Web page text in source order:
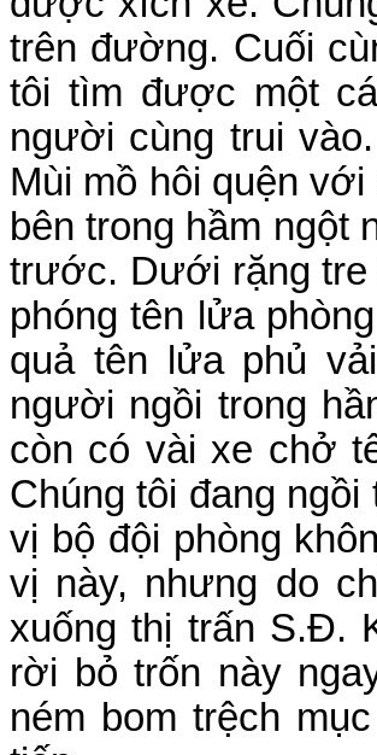
trên đường. Cuối
tôi tìm được một
người cùng trui
Mùi mồ hôi quện
bên trong hầm ngột
trước. Dưới rặng tre
phóng tên lửa
quả tên lửa phủ
người ngồi trong
còn có vài xe chở
Chúng tôi đang
vị bộ đội phòng
vị này, nhưng do
xuống thị trấn S.Đ.
rời bỏ trốn này
ném bom trệch